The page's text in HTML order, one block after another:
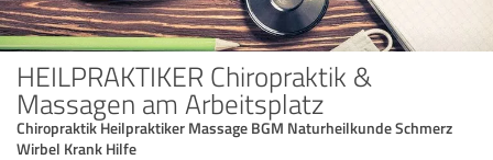
HEILPRAKTIKER Chiropraktik &
Massagen am Arbeitsplatz
Chiropraktik Heilpraktiker Massage BGM Naturheilkunde Schmerz
Wirbel Krank Hilfe